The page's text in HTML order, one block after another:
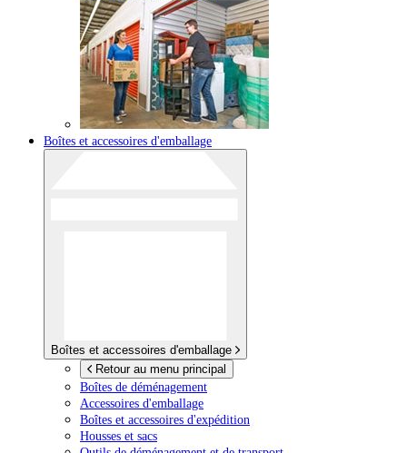
Boîtes et accessoires d'emballage
Boîtes et accessoires d'emballage
Retour au menu principal
Boîtes de déménagement
Accessoires d'emballage
Boîtes et accessoires d'expédition
Housses et sacs